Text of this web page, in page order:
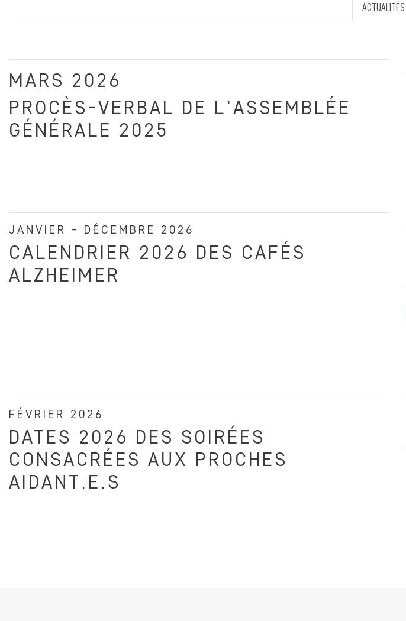
ACTUALITÉS
MARS 2026
PROCÈS-VERBAL DE L'ASSEMBLÉE
GÉNÉRALE 2025
JANVIER - DÉCEMBRE 2026
CALENDRIER 2026 DES CAFÉS
ALZHEIMER
FÉVRIER 2026
DATES 2026 DES SOIRÉES
CONSACRÉES AUX PROCHES
AIDANT.E.S